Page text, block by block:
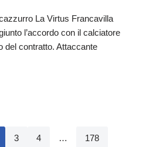
La Virtus Francavilla
l’accordo con il calciatore
del contratto. Attaccante
3 4 … 178